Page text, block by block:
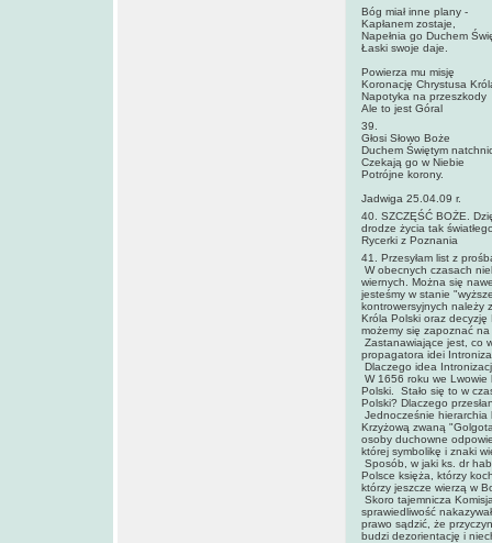
Bóg miał inne plany -
Kapłanem zostaje,
Napełnia go Duchem
Łaski swoje daje.
Powierza mu misję
Koronację Chrystusa
Napotyka na przeszkody
Ale to jest Góral
39.
Głosi Słowo Boże
Duchem Świętym
Czekają go w Niebie
Potrójne korony.
Jadwiga 25.04.09 r.
40. SZCZĘŚĆ BOŻE.
drodze życia tak
Rycerki z Poznania
41. Przesyłam list z
W obecnych czasach
wiernych. Można się
jesteśmy w stanie
kontrowersyjnych należy
Króla Polski oraz
możemy się zapoznać
Zastanawiające jest, co
propagatora idei
Dlaczego idea
W 1656 roku we Lwowie
Polski. Stało się to w
Polski? Dlaczego
Jednocześnie hierarchia
Krzyżową zwaną
osoby duchowne
której symbolikę i znaki
Sposób, w jaki ks. dr
Polsce księża, którzy
którzy jeszcze wierzą w
Skoro tajemnicza
sprawiedliwość
prawo sądzić, że
budzi dezorientację i